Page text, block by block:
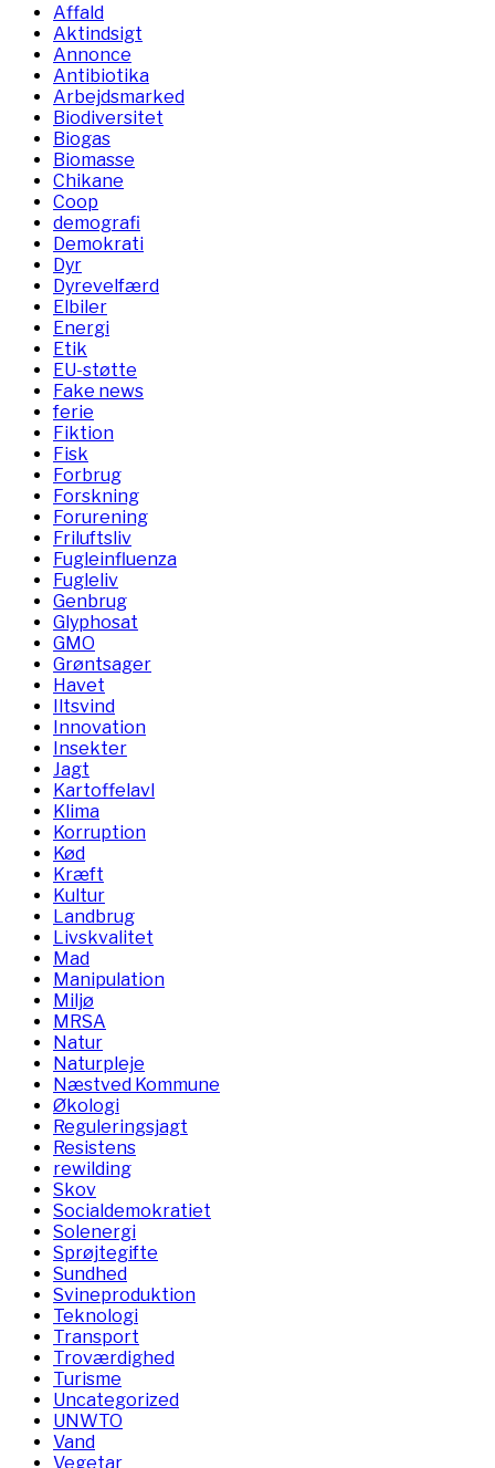
Affald
Aktindsigt
Annonce
Antibiotika
Arbejdsmarked
Biodiversitet
Biogas
Biomasse
Chikane
Coop
demografi
Demokrati
Dyr
Dyrevelfærd
Elbiler
Energi
Etik
EU-støtte
Fake news
ferie
Fiktion
Fisk
Forbrug
Forskning
Forurening
Friluftsliv
Fugleinfluenza
Fugleliv
Genbrug
Glyphosat
GMO
Grøntsager
Havet
Iltsvind
Innovation
Insekter
Jagt
Kartoffelavl
Klima
Korruption
Kød
Kræft
Kultur
Landbrug
Livskvalitet
Mad
Manipulation
Miljø
MRSA
Natur
Naturpleje
Næstved Kommune
Økologi
Reguleringsjagt
Resistens
rewilding
Skov
Socialdemokratiet
Solenergi
Sprøjtegifte
Sundhed
Svineproduktion
Teknologi
Transport
Troværdighed
Turisme
Uncategorized
UNWTO
Vand
Vegetar